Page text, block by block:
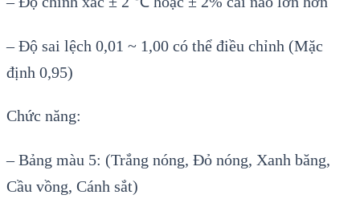
–Độ sai lệch 0,01 ~ 1,00 có thể điều chỉnh (Mặc
định 0,95)
Chức năng:
–Bảng màu 5: (Trắng nóng, Đỏ nóng, Xanh băng,
Cầu vồng, Cánh sắt)